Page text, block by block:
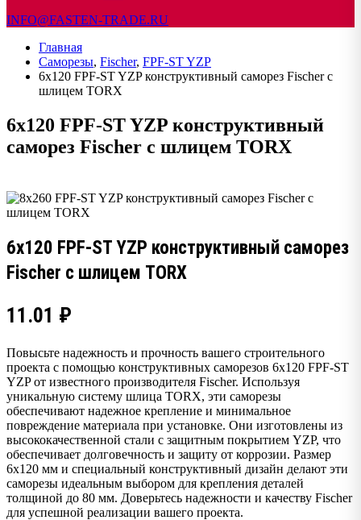
INFO@FASTEN-TRADE.RU
Главная
Саморезы, Fischer, FPF-ST YZP
6х120 FPF-ST YZP конструктивный саморез Fischer с
шлицем TORX
6х120 FPF-ST YZP конструктивный
саморез Fischer с шлицем TORX
6х120 FPF-ST YZP конструктивный саморез
Fischer с шлицем TORX
11.01 ₽
Повысьте надежность и прочность вашего строительного
проекта с помощью конструктивных саморезов 6х120 FPF-ST
YZP от известного производителя Fischer. Используя
уникальную систему шлица TORX, эти саморезы
обеспечивают надежное крепление и минимальное
повреждение материала при установке. Они изготовлены из
высококачественной стали с защитным покрытием YZP, что
обеспечивает долговечность и защиту от коррозии. Размер
6х120 мм и специальный конструктивный дизайн делают эти
саморезы идеальным выбором для крепления деталей
толщиной до 80 мм. Доверьтесь надежности и качеству Fischer
для успешной реализации вашего проекта.